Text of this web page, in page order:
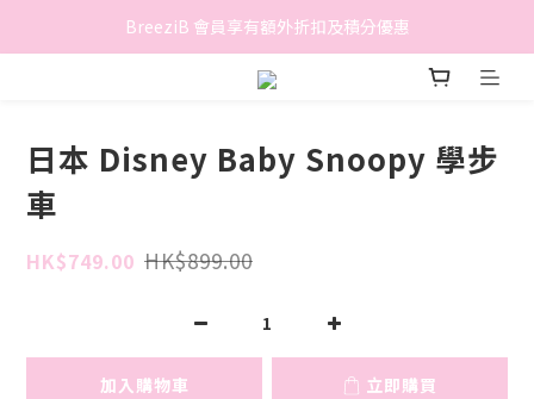
香港地區滿$500免費送貨 (離島區及偏遠地區除外)
BreeziB 會員享有額外折扣及積分優惠
香港地區滿$500免費送貨 (離島區及偏遠地區除外)
日本 Disney Baby Snoopy 學步
車
HK$749.00 HK$899.00
加入購物車 立即購買